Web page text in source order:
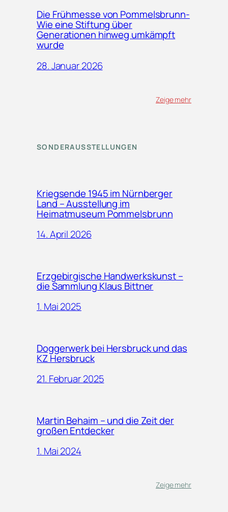
Die Frühmesse von Pommelsbrunn-
Wie eine Stiftung über
Generationen hinweg umkämpft
wurde
28. Januar 2026
Zeige mehr
SONDERAUSSTELLUNGEN
Kriegsende 1945 im Nürnberger
Land – Ausstellung im
Heimatmuseum Pommelsbrunn
14. April 2026
Erzgebirgische Handwerkskunst –
die Sammlung Klaus Bittner
1. Mai 2025
Doggerwerk bei Hersbruck und das
KZ Hersbruck
21. Februar 2025
Martin Behaim – und die Zeit der
großen Entdecker
1. Mai 2024
Zeige mehr